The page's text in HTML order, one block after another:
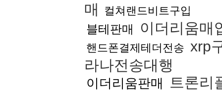
매 컬쳐랜드비트구입
블테판매 이더리움매
핸드폰결제테더전송 xrp
라나전송대행
이더리움판매 트론리